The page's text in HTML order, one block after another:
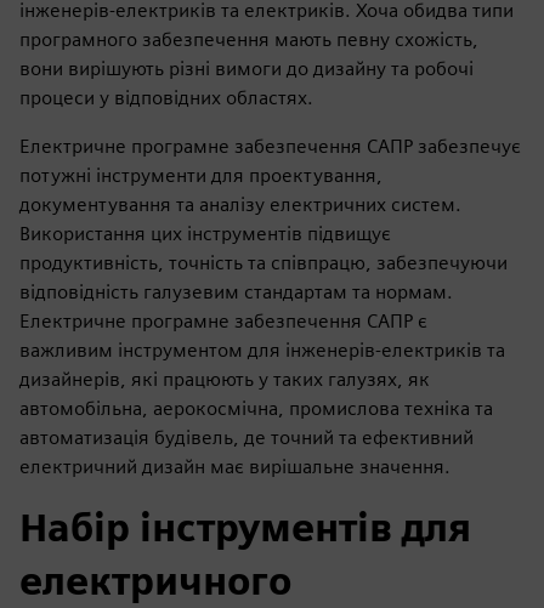
інженерів-електриків та електриків. Хоча обидва типи
програмного забезпечення мають певну схожість,
вони вирішують різні вимоги до дизайну та робочі
процеси у відповідних областях.
Електричне програмне забезпечення САПР забезпечує
потужні інструменти для проектування,
документування та аналізу електричних систем.
Використання цих інструментів підвищує
продуктивність, точність та співпрацю, забезпечуючи
відповідність галузевим стандартам та нормам.
Електричне програмне забезпечення САПР є
важливим інструментом для інженерів-електриків та
дизайнерів, які працюють у таких галузях, як
автомобільна, аерокосмічна, промислова техніка та
автоматизація будівель, де точний та ефективний
електричний дизайн має вирішальне значення.
Набір інструментів для
електричного